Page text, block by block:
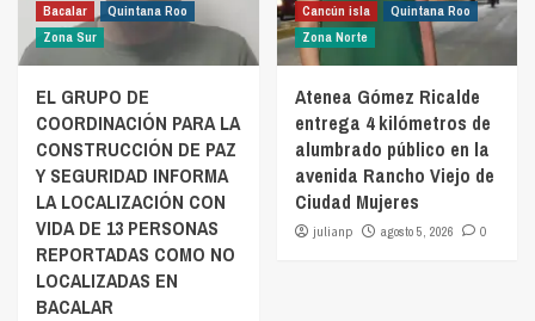
Bacalar
Quintana Roo
Zona Sur
EL GRUPO DE
COORDINACIÓN PARA LA
CONSTRUCCIÓN DE PAZ
Y SEGURIDAD INFORMA
LA LOCALIZACIÓN CON
VIDA DE 13 PERSONAS
REPORTADAS COMO NO
LOCALIZADAS EN
BACALAR
Cancún isla
Quintana Roo
Zona Norte
Atenea Gómez Ricalde
entrega 4 kilómetros de
alumbrado público en la
avenida Rancho Viejo de
Ciudad Mujeres
julianp agosto 5, 2026 0